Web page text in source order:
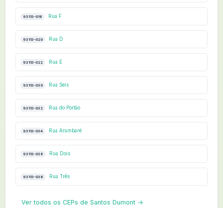
93113-018 Rua F
93113-020 Rua D
93113-022 Rua E
93113-030 Rua Seis
93113-032 Rua do Portão
93113-034 Rua Arambaré
93113-036 Rua Dois
93113-038 Rua Três
Ver todos os CEPs de Santos Dumont →